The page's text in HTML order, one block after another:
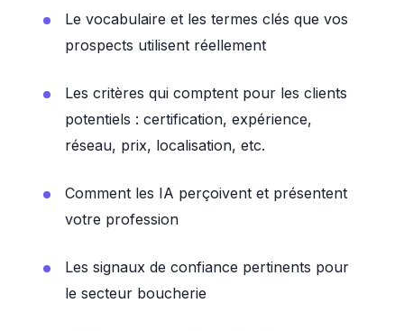
Le vocabulaire et les termes clés que vos
prospects utilisent réellement
Les critères qui comptent pour les clients
potentiels : certification, expérience,
réseau, prix, localisation, etc.
Comment les IA perçoivent et présentent
votre profession
Les signaux de confiance pertinents pour
le secteur boucherie